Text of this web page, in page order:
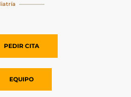
PEDIR CITA
EQUIPO